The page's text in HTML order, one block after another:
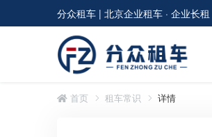
分众租车 | 北京企业租车 · 企业长
首页 租车常识 详情